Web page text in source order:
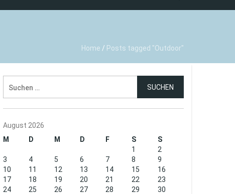
Home / Posts tagged "Outdoor"
nach:
August 2026
M
D M D F S
S
1
2
3
4 5 6 7 8
9
10
11 12 13 14 15
16
17
18 19 20 21 22
23
24
25 26 27 28 29
30